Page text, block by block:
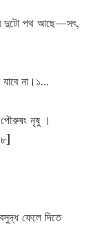
দুটো পথ আছে—সৎ,
না।১…
পৌরুষং নৃষু ।
ফেলে দিতে